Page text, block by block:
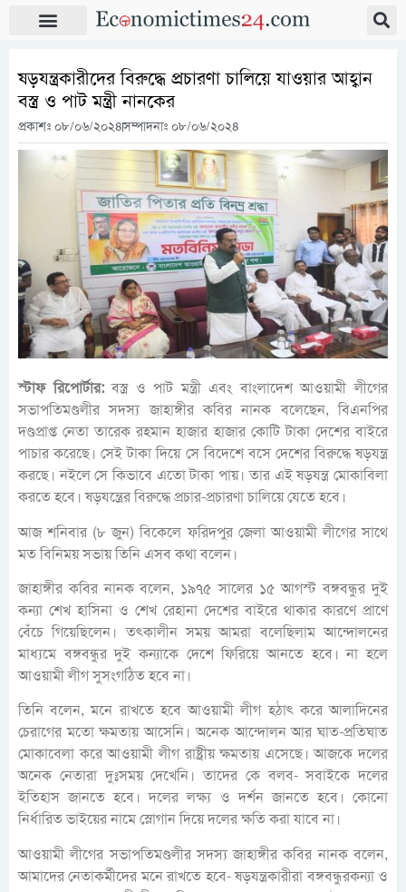
ষড়যন্ত্রকারীদের বিরুদ্ধে প্রচারণা চালিয়ে যাওয়ার আহ্বান
বস্ত্র ও পাট মন্ত্রী নানকের
প্রকাশঃ ০৮/০৬/২০২৪সম্পাদনাঃ ০৮/০৬/২০২৪
স্টাফ রিপোর্টার:বস্ত্র ও পাট মন্ত্রী এবং বাংলাদেশ আওয়ামী লীগের
সভাপতিমণ্ডলীর সদস্য জাহাঙ্গীর কবির নানক বলেছেন, বিএনপির
দণ্ডপ্রাপ্ত নেতা তারেক রহমান হাজার হাজার কোটি টাকা দেশের বাইরে
পাচার করেছে। সেই টাকা দিয়ে সে বিদেশে বসে দেশের বিরুদ্ধে ষড়যন্ত্র
করছে। নইলে সে কিভাবে এতো টাকা পায়। তার এই ষড়যন্ত্র মোকাবিলা
করতে হবে। ষড়যন্ত্রের বিরুদ্ধে প্রচার-প্রচারণা চালিয়ে যেতে হবে।
আজ শনিবার (৮ জুন) বিকেলে ফরিদপুর জেলা আওয়ামী লীগের সাথে
মত বিনিময় সভায় তিনি এসব কথা বলেন।
জাহাঙ্গীর কবির নানক বলেন, ১৯৭৫ সালের ১৫ আগস্ট বঙ্গবন্ধুর দুই
কন্যা শেখ হাসিনা ও শেখ রেহানা দেশের বাইরে থাকার কারণে প্রাণে
বেঁচে গিয়েছিলেন। তৎকালীন সময় আমরা বলেছিলাম আন্দোলনের
মাধ্যমে বঙ্গবন্ধুর দুই কন্যাকে দেশে ফিরিয়ে আনতে হবে। না হলে
আওয়ামী লীগ সুসংগঠিত হবে না।
তিনি বলেন, মনে রাখতে হবে আওয়ামী লীগ হঠাৎ করে আলাদিনের
চেরাগের মতো ক্ষমতায় আসেনি। অনেক আন্দোলন আর ঘাত-প্রতিঘাত
মোকাবেলা করে আওয়ামী লীগ রাষ্ট্রীয় ক্ষমতায় এসেছে। আজকে দলের
অনেক নেতারা দুঃসময় দেখেনি। তাদের কে বলব- সবাইকে দলের
ইতিহাস জানতে হবে। দলের লক্ষ্য ও দর্শন জানতে হবে। কোনো
নির্ধারিত ভাইয়ের নামে স্লোগান দিয়ে দলের ক্ষতি করা যাবে না।
আওয়ামী লীগের সভাপতিমণ্ডলীর সদস্য জাহাঙ্গীর কবির নানক বলেন,
আমাদের নেতাকর্মীদের মনে রাখতে হবে- ষড়যন্ত্রকারীরা বঙ্গবন্ধুরকন্যা ও